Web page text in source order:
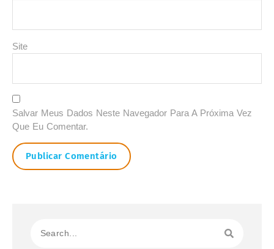
Site
Salvar Meus Dados Neste Navegador Para A Próxima Vez
Que Eu Comentar.